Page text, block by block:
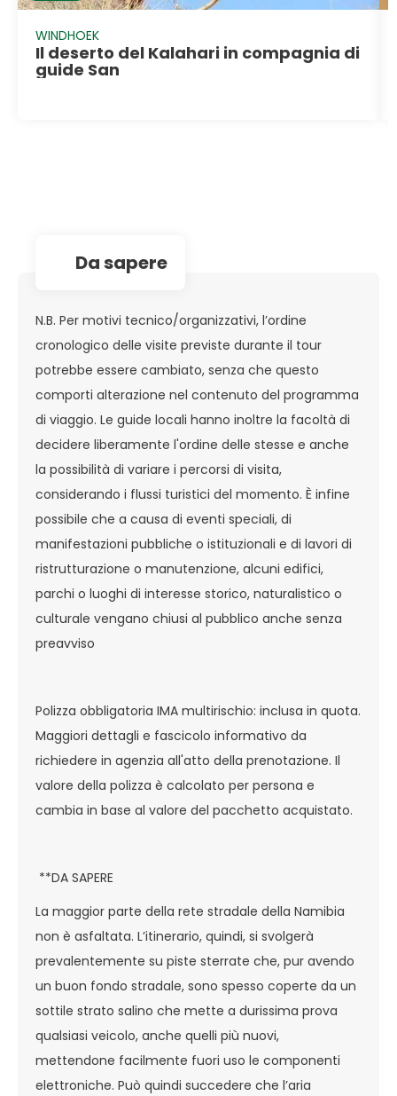
WINDHOEK
Il deserto del Kalahari in compagnia di
guide San
da sapere
N.B. Per motivi tecnico/organizzativi, l’ordine
cronologico delle visite previste durante il tour
potrebbe essere cambiato, senza che questo
comporti alterazione nel contenuto del programma
di viaggio. Le guide locali hanno inoltre la facoltà di
decidere liberamente l'ordine delle stesse e anche
la possibilità di variare i percorsi di visita,
considerando i flussi turistici del momento. È infine
possibile che a causa di eventi speciali, di
manifestazioni pubbliche o istituzionali e di lavori di
ristrutturazione o manutenzione, alcuni edifici,
parchi o luoghi di interesse storico, naturalistico o
culturale vengano chiusi al pubblico anche senza
preavviso
Polizza obbligatoria IMA multirischio: inclusa in quota.
Maggiori dettagli e fascicolo informativo da
richiedere in agenzia all'atto della prenotazione. Il
valore della polizza è calcolato per persona e
cambia in base al valore del pacchetto acquistato.
**DA SAPERE
La maggior parte della rete stradale della Namibia
non è asfaltata. L’itinerario, quindi, si svolgerà
prevalentemente su piste sterrate che, pur avendo
un buon fondo stradale, sono spesso coperte da un
sottile strato salino che mette a durissima prova
qualsiasi veicolo, anche quelli più nuovi,
mettendone facilmente fuori uso le componenti
elettroniche. Può quindi succedere che l’aria